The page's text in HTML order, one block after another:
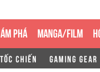
PHÁ MANGA/FILM
CHIẾN GAMING GEAR